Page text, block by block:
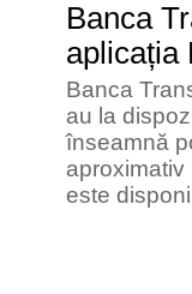
Banca
aplicația
Banca
au la
înseamnă
este